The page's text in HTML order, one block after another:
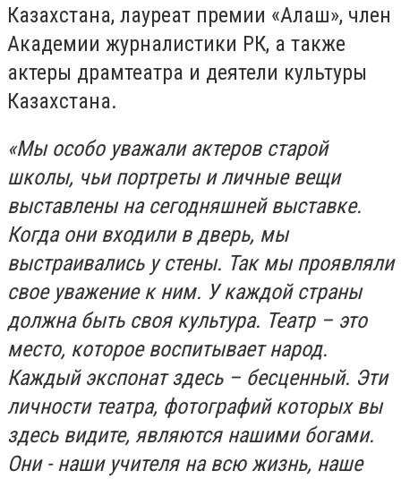
Казахстана, лауреат премии «Алаш», член
Академии журналистики РК, а также
актеры драмтеатра и деятели культуры
Казахстана.
«Мы особо уважали актеров старой
школы, чьи портреты и личные вещи
выставлены на сегодняшней выставке.
Когда они входили в дверь, мы
выстраивались у стены. Так мы проявляли
свое уважение к ним. У каждой страны
должна быть своя культура. Театр – это
место, которое воспитывает народ.
Каждый экспонат здесь – бесценный. Эти
личности театра, фотографий которых вы
здесь видите, являются нашими богами.
Они - наши учителя на всю жизнь, наше